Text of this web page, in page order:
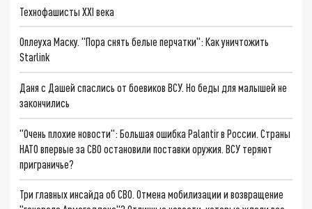
Технофашисты XXI века
Оплеуха Маску. "Пора снять белые перчатки": Как уничтожить
Starlink
Даня с Дашей спаслись от боевиков ВСУ. Но беды для малышей не
закончились
"Очень плохие новости": Большая ошибка Palantir в России. Страны
НАТО впервые за СВО остановили поставки оружия. ВСУ теряют
приграничье?
Три главных инсайда об СВО. Отмена мобилизации и возвращение